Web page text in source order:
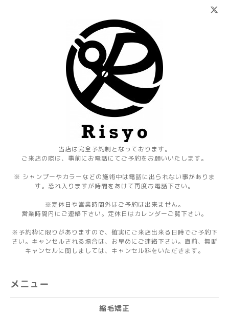
当店は完全予約制となっております。
ご来店の際は、事前にお電話にてご予約をお願いいたします。
※ シャンプーやカラーなどの施術中は電話に出られない事がありま
す。恐れ入りますが時間をあけて再度お電話下さい。
※定休日や営業時間外はご予約は出来ません。
営業時間内にご連絡下さい。定休日はカレンダーご覧下さい。
※予約枠に限りがありますので、確実にご来店出来る日時でご予約下
さい。キャンセルされる場合は、お早めにご連絡下さい。直前、無断
キャンセルに関しましては、キャンセル料をいただきます。
メニュー
縮毛矯正